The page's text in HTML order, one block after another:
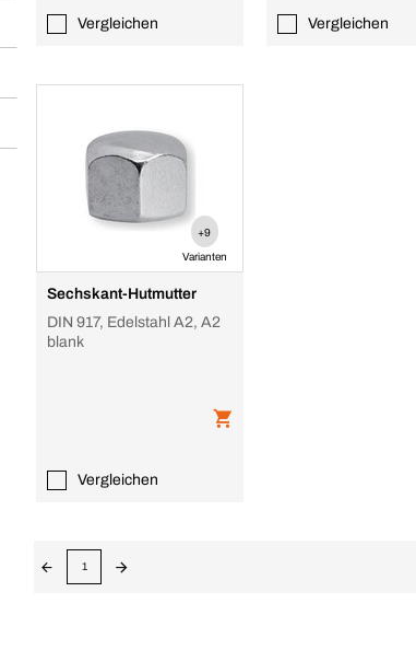
Vergleichen Vergleichen
+9
Varianten
Sechskant-Hutmutter
DIN 917, Edelstahl A2, A2
blank
Vergleichen
1